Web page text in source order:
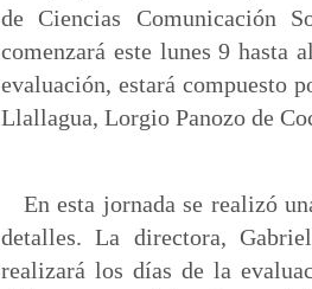
de Ciencias Comunicación
comenzará este lunes 9 hasta
evaluación, estará compuesto
Llallagua, Lorgio Panozo de
En esta jornada se realizó
detalles. La directora,
realizará los días de la